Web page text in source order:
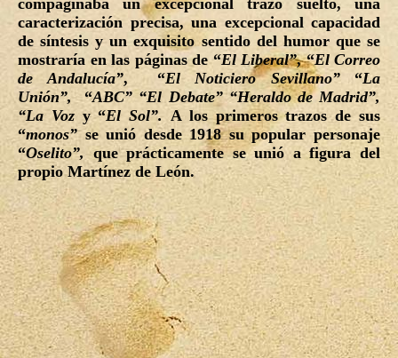
compaginaba un excepcional trazo suelto, una
caracterización precisa, una excepcional capacidad
de síntesis y un exquisito sentido del humor que se
mostraría en las páginas de “El Liberal”, “El Correo
de Andalucía”, “El Noticiero Sevillano”“La
Unión”, “ABC” “El Debate” “Heraldo de Madrid”,
“La Vozy “El Sol”.A los primeros trazos de sus
“monos”se unió desde 1918 su popular personaje
“Oselito”,que prácticamente se unió a figura del
propio Martínez de León.